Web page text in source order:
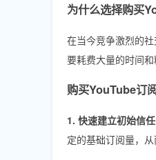
为什么选择购买
在当今竞争激烈的
要耗费大量的时间
购买YouTube订
1. 快速建立初始信任
定的基础订阅量，从